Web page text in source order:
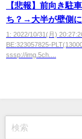
【悲報】前向き駐
ち？→大半が壁側
て駐車する結果に
1: 2022/10/31(月)
BE:323057825-
sssp://img.5ch....